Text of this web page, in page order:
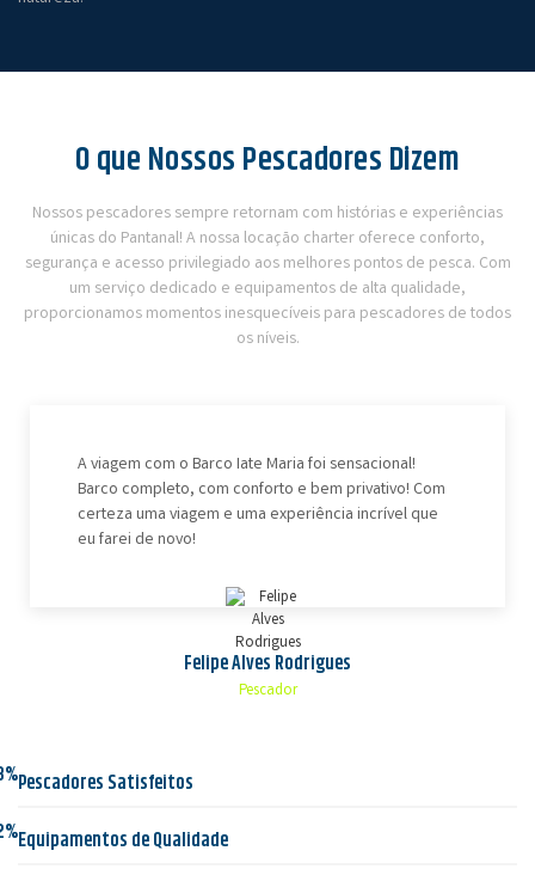
O que Nossos Pescadores Dizem
Nossos pescadores sempre retornam com histórias e experiências
únicas do Pantanal! A nossa locação charter oferece conforto,
segurança e acesso privilegiado aos melhores pontos de pesca. Com
um serviço dedicado e equipamentos de alta qualidade,
proporcionamos momentos inesquecíveis para pescadores de todos
os níveis.
Felipe Alves Rodrigues
Pescador
A viagem com o Barco Iate Maria foi sensacional!
Barco completo, com conforto e bem privativo! Com
certeza uma viagem e uma experiência incrível que
eu farei de novo!
Pescadores Satisfeitos
Equipamentos de Qualidade